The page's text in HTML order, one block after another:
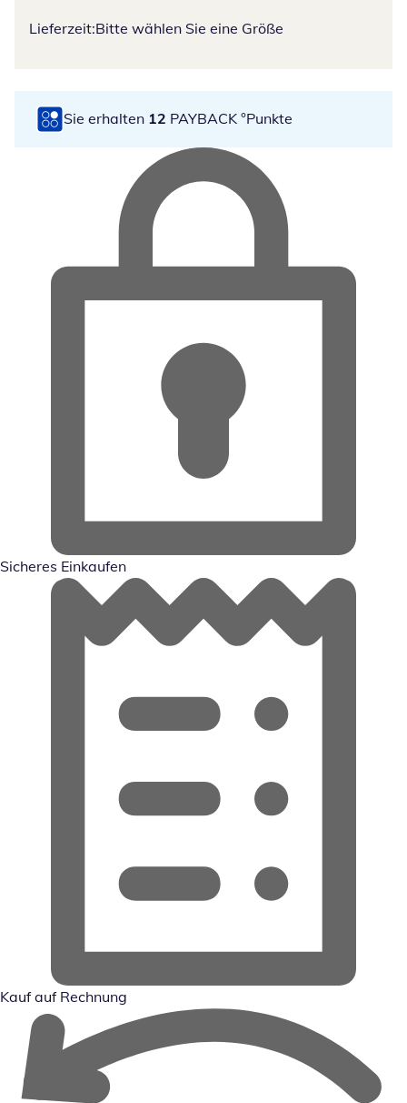
Lieferzeit:Bitte wählen Sie eine Größe
Sie erhalten 12 PAYBACK °Punkte
Sicheres Einkaufen
Kauf auf Rechnung